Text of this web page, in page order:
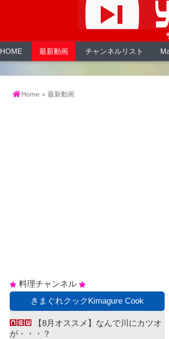
HOME
最新動画 チャンネルリスト
Home » 最新動画
star 料理チャンネル star
きまぐれクックKimagure Cook
【8月オススメ】なんで川にカツオ
が・・・？